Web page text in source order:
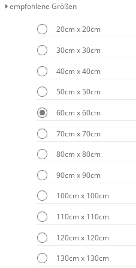
empfohlene Größen
20cm x 20cm
30cm x 30cm
40cm x 40cm
50cm x 50cm
60cm x 60cm
70cm x 70cm
80cm x 80cm
90cm x 90cm
100cm x 100cm
110cm x 110cm
120cm x 120cm
130cm x 130cm